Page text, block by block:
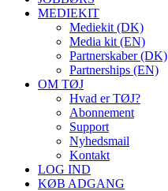
MEDIEKIT
Mediekit (DK)
Media kit (EN)
Partnerskaber (DK)
Partnerships (EN)
OM TØJ
Hvad er TØJ?
Abonnement
Support
Nyhedsmail
Kontakt
LOG IND
KØB ADGANG